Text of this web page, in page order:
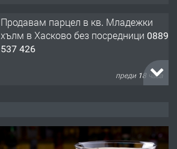
Продавам парцел в кв. Младежки
хълм в Хасково без посредници 0889
537 426
преди 18 часа